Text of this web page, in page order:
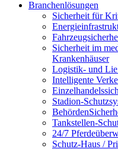
Branchenlösungen
Sicherheit für
Sicherheit im
Krankenhäuser
Logistik- und
Intelligente
Stadion-
Tankstellen-
24/7
Schutz-Haus /